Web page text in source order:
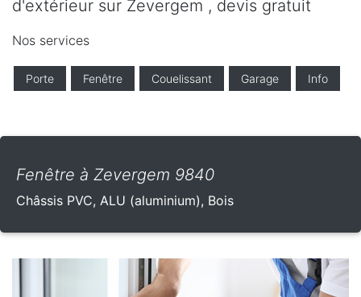
d'extérieur sur Zevergem , devis gratuit
Nos services
Porte Fenêtre Couelissant Garage Info
Fenêtre à Zevergem 9840
Châssis PVC, ALU (aluminium), Bois